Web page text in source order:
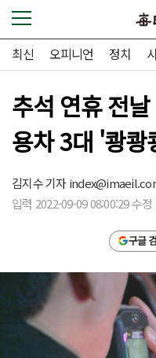
최신 오피니언 정치
추석 연휴 전
용차 3대 '쾅
김지수 기자
입력 2022-09-09 08:00:29 수
구글